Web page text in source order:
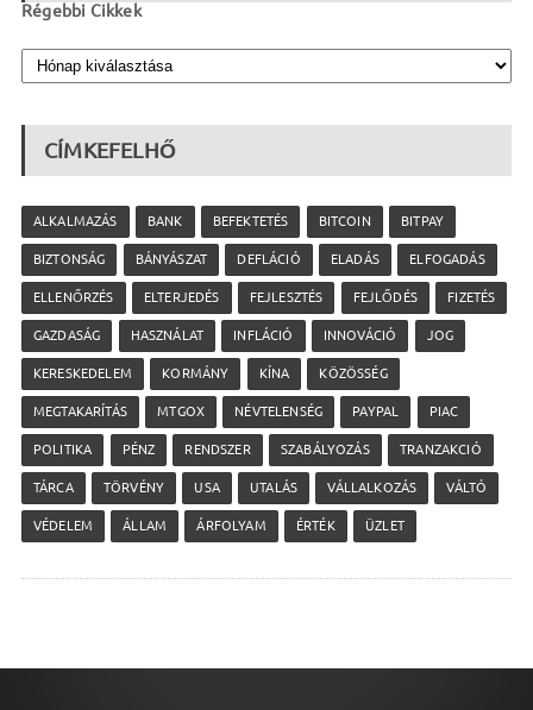
Régebbi Cikkek
CÍMKEFELHŐ
ALKALMAZÁS BANK BEFEKTETÉS BITCOIN BITPAY
BIZTONSÁG BÁNYÁSZAT DEFLÁCIÓ ELADÁS ELFOGADÁS
ELLENŐRZÉS ELTERJEDÉS FEJLESZTÉS FEJLŐDÉS FIZETÉS
GAZDASÁG HASZNÁLAT INFLÁCIÓ INNOVÁCIÓ JOG
KERESKEDELEM KORMÁNY KÍNA KÖZÖSSÉG
MEGTAKARÍTÁS MTGOX NÉVTELENSÉG PAYPAL PIAC
POLITIKA PÉNZ RENDSZER SZABÁLYOZÁS TRANZAKCIÓ
TÁRCA TÖRVÉNY USA UTALÁS VÁLLALKOZÁS VÁLTÓ
VÉDELEM ÁLLAM ÁRFOLYAM ÉRTÉK ÜZLET